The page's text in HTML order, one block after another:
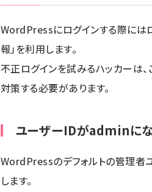
WordPressにログインする際には
報」を利用します。
不正ログインを試みるハッカーは
対策する必要があります。
ユーザーIDがadminに
WordPressのデフォルトの管理者
します。